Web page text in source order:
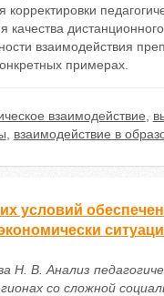
корректировки
взаимодействия
примерах.
взаимодействие
взаимодействие в
условий
Н. В. Анализ
со сложной